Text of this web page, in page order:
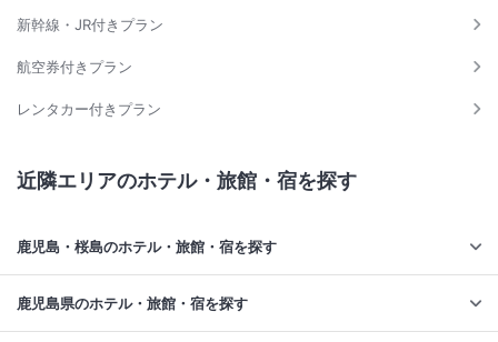
新幹線・JR付きプラン
航空券付きプラン
レンタカー付きプラン
近隣エリアのホテル・旅館・宿を探す
鹿児島・桜島のホテル・旅館・宿を探す
鹿児島県のホテル・旅館・宿を探す